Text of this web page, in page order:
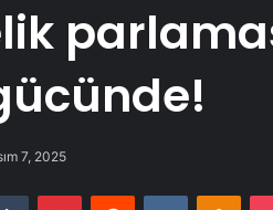
7, 2025
Tumblr PinterestReddit VKontakte